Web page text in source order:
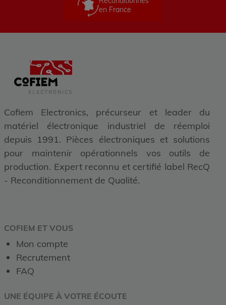
en France
Cofiem Electronics, précurseur et leader du
matériel électronique industriel de réemploi
depuis 1991. Pièces électroniques et solutions
pour maintenir opérationnels vos outils de
production. Expert reconnu et certifié label RecQ
- Reconditionnement de Qualité.
COFIEM ET VOUS
Mon compte
Recrutement
FAQ
UNE ÉQUIPE À VOTRE ÉCOUTE